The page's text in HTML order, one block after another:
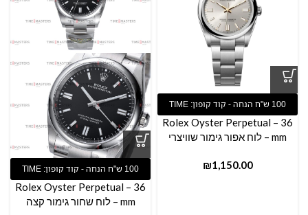
Rolex Oyster Perpetual – 36
mm – לוח אפור גימור שוויצרי
₪
Rolex Oyster Perpetual – 36
mm – לוח שחור גימור קצה